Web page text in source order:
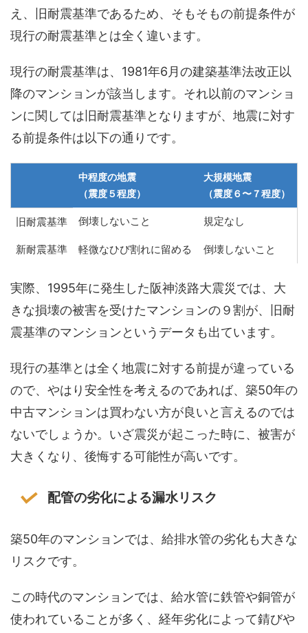
え、旧耐震基準であるため、そもそもの前提条件が
現行の耐震基準とは全く違います。
現行の耐震基準は、1981年6月の建築基準法改正以
降のマンションが該当します。それ以前のマンショ
ンに関しては旧耐震基準となりますが、地震に対す
る前提条件は以下の通りです。
中程度の地震
（震度５程度）
大規模地震
（震度６〜７程度）
旧耐震基準 倒壊しないこと 規定なし
新耐震基準 軽微なひび割れに留める 倒壊しないこと
実際、1995年に発生した阪神淡路大震災では、大
きな損壊の被害を受けたマンションの９割が、旧耐
震基準のマンションというデータも出ています。
現行の基準とは全く地震に対する前提が違っている
ので、やはり安全性を考えるのであれば、築50年の
中古マンションは買わない方が良いと言えるのでは
ないでしょうか。いざ震災が起こった時に、被害が
大きくなり、後悔する可能性が高いです。
配管の劣化による漏水リスク
築50年のマンションでは、給排水管の劣化も大きな
リスクです。
この時代のマンションでは、給水管に鉄管や銅管が
使われていることが多く、経年劣化によって錆びや